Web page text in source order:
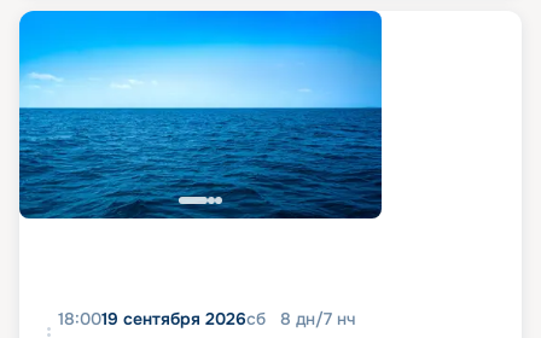
18:0019 сентября 2026сб 8 дн/7 нч